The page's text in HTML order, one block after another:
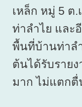
เหล็ก หมู่ 5 ต
ท่าลำไย และ
พื้นที่บ้านท่าล
ต้นได้รับราย
มาก ไม่แตก